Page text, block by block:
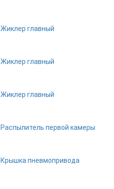
Жиклер главный
Жиклер главный
Жиклер главный
Распылитель первой камеры
Крышка пневмопривода